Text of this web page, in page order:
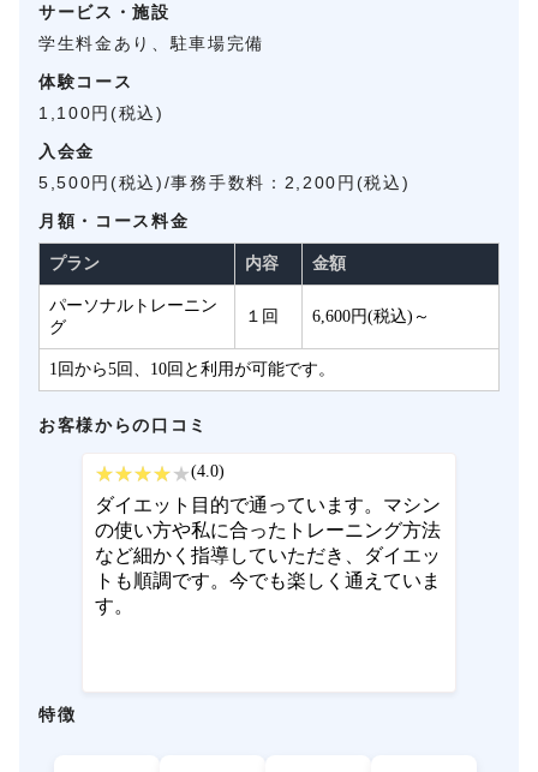
サービス・施設
学生料金あり、駐車場完備
体験コース
1,100円(税込)
入会金
5,500円(税込)/事務手数料：2,200円(税込)
月額・コース料金
プラン 内容 金額
パーソナルトレーニン
グ
１回 6,600円(税込)～
1回から5回、10回と利用が可能です。
お客様からの口コミ
(4.0)
ダイエット目的で通っています。マシン
の使い方や私に合ったトレーニング方法
など細かく指導していただき、ダイエッ
トも順調です。今でも楽しく通えていま
す。
特徴